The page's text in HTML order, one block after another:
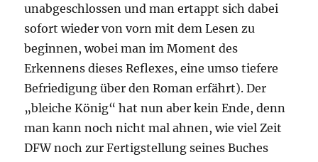
unabgeschlossen und man ertappt sich dabei
sofort wieder von vorn mit dem Lesen zu
beginnen, wobei man im Moment des
Erkennens dieses Reflexes, eine umso tiefere
Befriedigung über den Roman erfährt). Der
„bleiche König“ hat nun aber kein Ende, denn
man kann noch nicht mal ahnen, wie viel Zeit
DFW noch zur Fertigstellung seines Buches